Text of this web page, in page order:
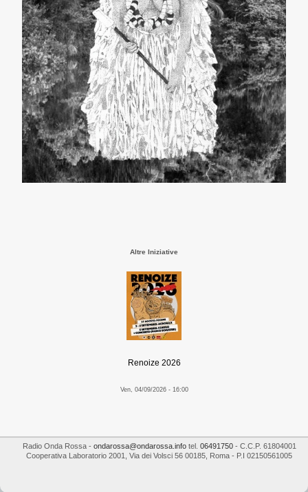
Altre Iniziative
Renoize 2026
Ven, 04/09/2026 - 16:00
Radio Onda Rossa- ondarossa@ondarossa.infotel. 06491750- C.C.P. 61804001
Cooperativa Laboratorio 2001
Via dei Volsci 56 00185 Roma - P.I 02150561005